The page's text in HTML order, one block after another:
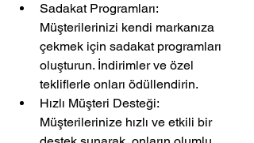
Sadakat Programları:
Müşterilerinizi kendi markanıza
çekmek için sadakat programları
oluşturun. İndirimler ve özel
tekliflerle onları ödüllendirin.
Hızlı Müşteri Desteği:
Müşterilerinize hızlı ve etkili bir